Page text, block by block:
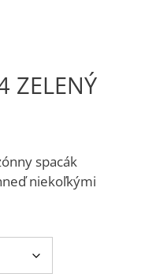
ZELENÝ
spacák
niekoľkými